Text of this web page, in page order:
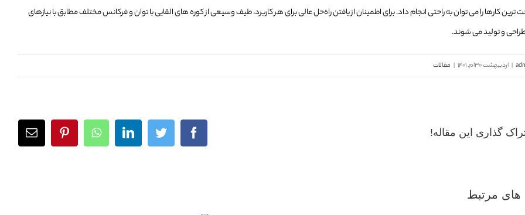
کارها را می توان به راحتی انجام داد. برای اطمینان از یافتن راه‌حل عالی برای هر کاربرد، طیف وسیعی از کوره های القایی با توان و فرکانس مختلف مطابق با نیازهای
و تولید می شوند.
| اردیبهشت 30ام, 1401 | مقالات
گذاری این مقاله! facebook
twitter
linkedin
whatsapp
pinterestایمیل
مرتبط